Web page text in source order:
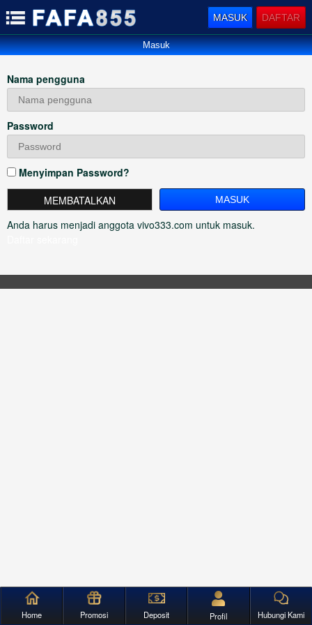
MASUK DAFTAR
Masuk
Nama pengguna
Password
Menyimpan Password?
MEMBATALKAN
Anda harus menjadi anggota vivo333.com untuk masuk.
Home Promosi Deposit Profil Hubungi Kami